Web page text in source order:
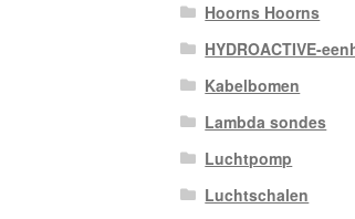
Hoorns Hoorns
HYDROACTIVE-
Kabelbomen
Lambda sondes
Luchtpomp
Luchtschalen